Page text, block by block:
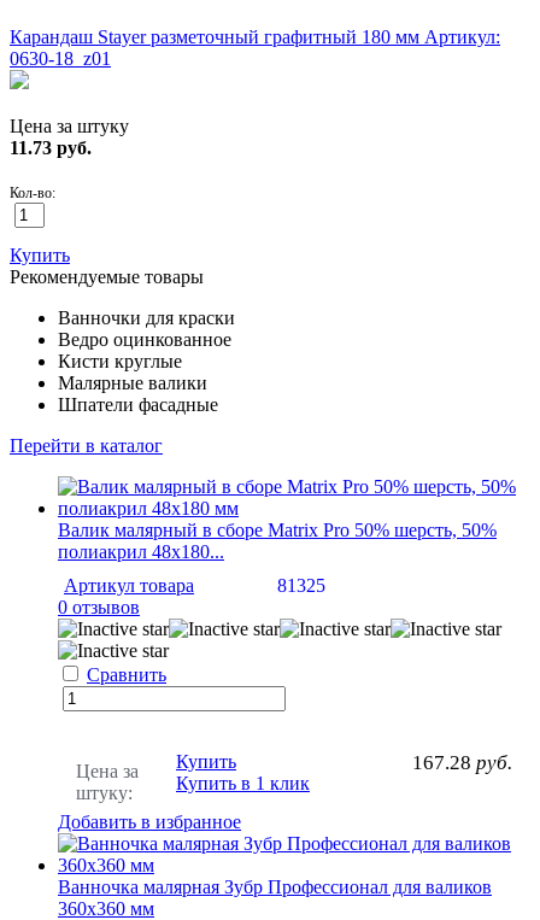
Карандаш Stayer разметочный графитный 180 мм Артикул:
0630-18_z01
Цена за штуку
11.73 руб.
Кол-во:
Купить
Рекомендуемые товары
Ванночки для краски
Ведро оцинкованное
Кисти круглые
Малярные валики
Шпатели фасадные
Перейти в каталог
Валик малярный в сборе Matrix Pro 50% шерсть, 50%
полиакрил 48х180...
Артикул товара
81325
0 отзывов
Сравнить
Цена за
штуку:
167.28 руб.
Купить
Купить в 1 клик
Добавить в избранное
Ванночка малярная Зубр Профессионал для валиков
360х360 мм